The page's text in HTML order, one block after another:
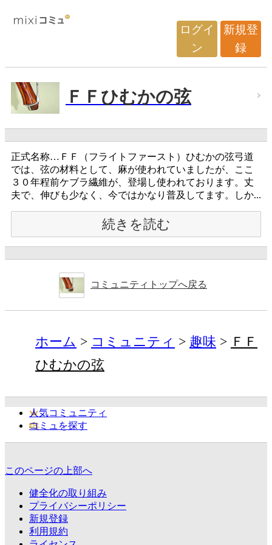
ログイ
ン
新規登
録
ＦＦひむかの弦
正式名称…ＦＦ（フライトファースト）ひむかの弦弓道
では、弦の材料として、麻が使われていましたが、ここ
３０年程前ケブラ繊維が、登場し使われております。丈
夫で、伸びも少なく、今ではかなり普及してます。しか...
続きを読む
コミュニティトップへ戻る
ホーム コミュニティ 趣味
ＦＦ
ひむかの弦
人気コミュニティ
コミュを探す
このページの上部へ
健全化の取り組み
プライバシーポリシー
新規登録
利用規約